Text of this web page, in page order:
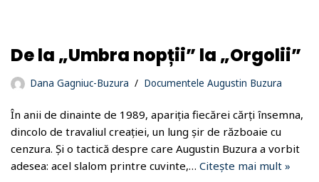
De la „Umbra nopții” la „Orgolii”
Dana Gagniuc-Buzura Documentele Augustin Buzura
În anii de dinainte de 1989, apariția fiecărei cărți însemna,
dincolo de travaliul creației, un lung șir de războaie cu
cenzura. Și o tactică despre care Augustin Buzura a vorbit
adesea: acel slalom printre cuvinte,… Citește mai mult »